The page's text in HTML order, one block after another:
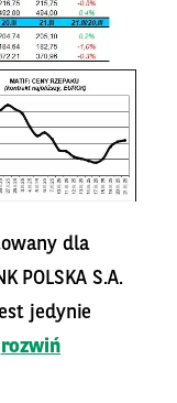
dla
POLSKA S.A.
jedynie
rozwiń